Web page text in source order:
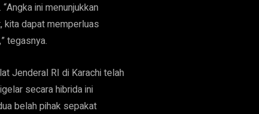
ini menunjukkan
kita dapat memperluas
tegasnya.
Jenderal RI di Karachi telah
secara hibrida ini
belah pihak sepakat